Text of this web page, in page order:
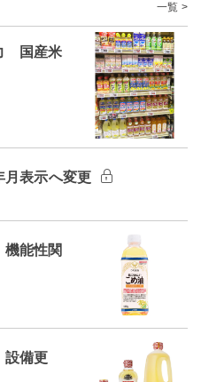
一覧 >
国産米
月表示へ変更
能性関
備更